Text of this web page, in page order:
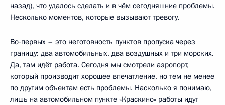
назад), что удалось сделать и в чём сегодняшние проблемы.
Несколько моментов, которые вызывают тревогу.
Во‑первых – это неготовность пунктов пропуска через
границу: два автомобильных, два воздушных и три морских.
Да, там идёт работа. Сегодня мы смотрели аэропорт,
который производит хорошее впечатление, но тем не менее
по другим объектам есть проблемы. Насколько я понимаю,
лишь на автомобильном пункте «Краскино» работы идут